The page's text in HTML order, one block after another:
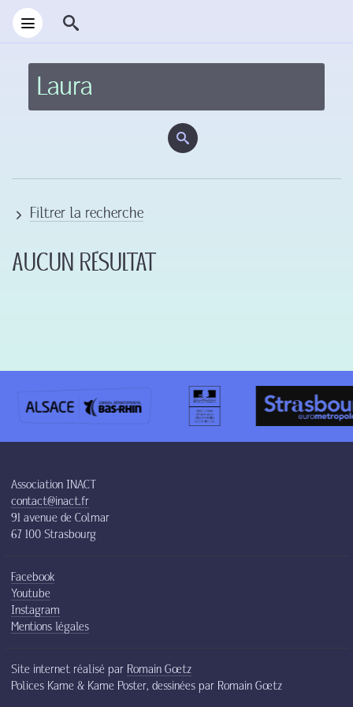
Filtrer la recherche
Aucun résultat
Association INACT
contact@inact.fr
91 avenue de Colmar
67 100 Strasbourg
Facebook
Youtube
Instagram
Mentions légales
Site internet réalisé par Romain Gœtz
Polices Kame & Kame Poster, dessinées par Romain Gœtz